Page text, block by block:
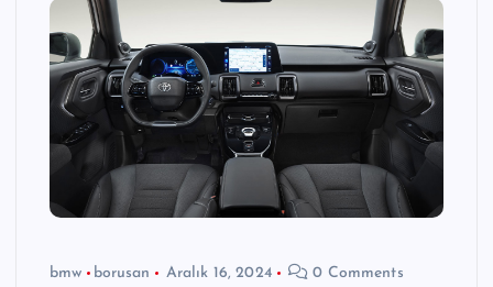
bmw borusan Aralık 16, 2024 0 Comments